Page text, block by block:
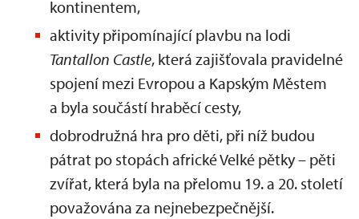
kontinentem,
aktivity připomínající plavbu na lodi
Tantallon Castle, která zajišťovala pravidelné
spojení mezi Evropou a Kapským Městem
a byla součástí hraběcí cesty,
dobrodružná hra pro děti, při níž budou
pátrat po stopách africké Velké pětky – pěti
zvířat, která byla na přelomu 19. a 20. století
považována za nejnebezpečnější.